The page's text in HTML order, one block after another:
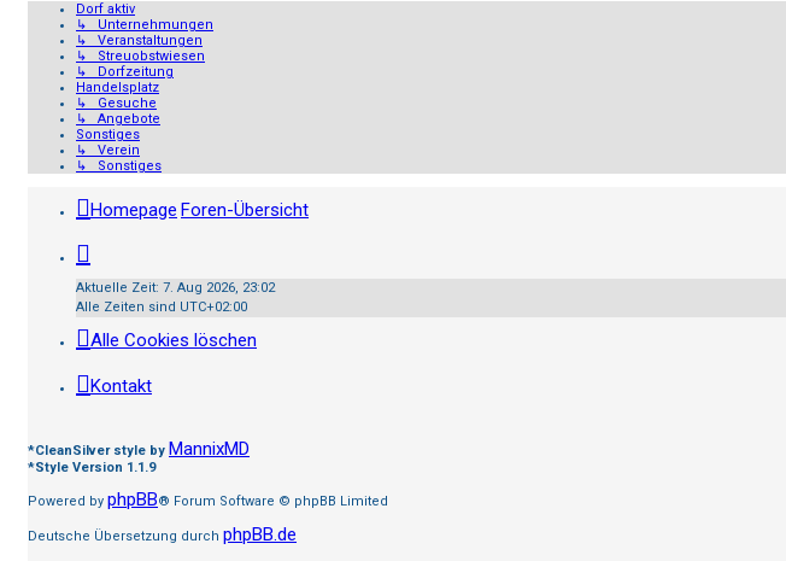
Dorf aktiv
↳ Unternehmungen
↳ Veranstaltungen
↳ Streuobstwiesen
↳ Dorfzeitung
Handelsplatz
↳ Gesuche
↳ Angebote
Sonstiges
↳ Verein
↳ Sonstiges
Homepage Foren-Übersicht
Aktuelle Zeit: 7. Aug 2026, 23:02
Alle Zeiten sind UTC+02:00
Alle Cookies löschen
Kontakt
*CleanSilver style by MannixMD
*Style Version 1.1.9
Powered by phpBB® Forum Software © phpBB Limited
Deutsche Übersetzung durch phpBB.de